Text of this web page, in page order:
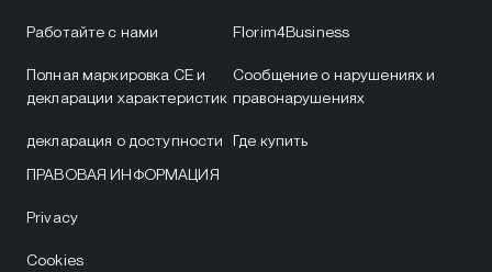
Работайте с нами
Полная маркировка CE и
декларации характеристик
декларация о доступности
Florim4Business
Сообщение о нарушениях и
правонарушениях
Где купить
ПРАВОВАЯ ИНФОРМАЦИЯ
Privacy
Cookies